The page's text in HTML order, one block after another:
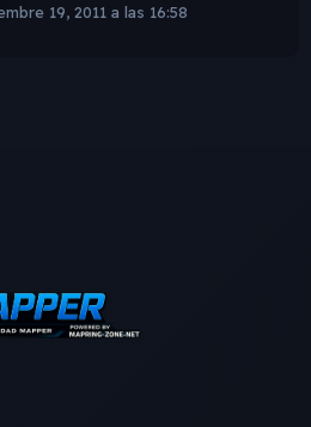
19, 2011 a las 16:58